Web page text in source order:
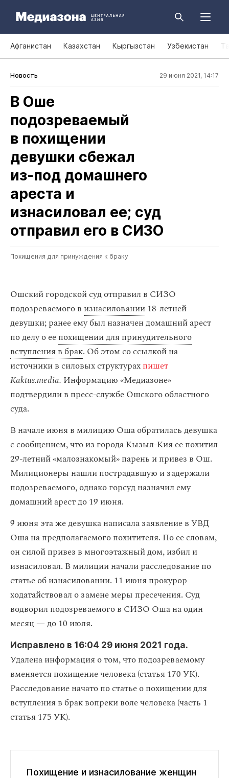
Афганистан Казахстан Кыргызстан Узбекистан
Новость 29 июня 2021, 14:17
В Оше
подозреваемый
в похищении
девушки сбежал
из‑под домашнего
ареста и
изнасиловал ее; суд
отправил его в СИЗО
Похищения для принуждения к браку
Ошский городской суд отправил в СИЗО
подозреваемого в изнасиловании18-летней
девушки; ранее ему был назначен домашний арест
по делу о еепохищении для принудительного
вступления в брак. Об этом со ссылкой на
источники в силовых структурахпишет
Kaktus.media. Информацию «Медиазоне»
подтвердили в пресс-службе Ошского областного
суда.
В начале июня в милицию Оша обратилась девушка
с сообщением, что из города Кызыл-Кия ее похитил
29-летний «малознакомый» парень и привез в Ош.
Милиционеры нашли пострадавшую и задержали
подозреваемого, однако горсуд назначил ему
домашний арест до 19 июня.
9 июня эта же девушка написала заявление в УВД
Оша на предполагаемого похитителя. По ее словам,
он силой привез в многоэтажный дом, избил и
изнасиловал. В милиции начали расследование по
статье об изнасиловании. 11 июня прокурор
ходатайствовал о замене меры пресечения. Суд
водворил подозреваемого в СИЗО Оша на один
месяц — до 10 июля.
Исправлено в 16:04 29 июня 2021 года.
Удалена информация о том, что подозреваемому
вменяется похищение человека (статья 170 УК).
Расследование начато по статье о похищении для
вступления в брак вопреки воле человека (часть 1
статья 175 УК).
Похищение и изнасилование женщин